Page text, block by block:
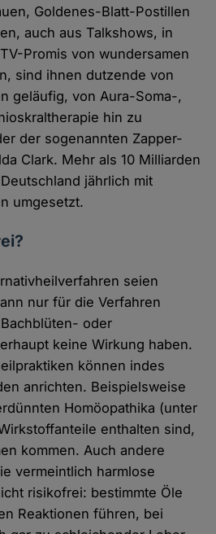
Goldenes-Blatt-Postillen
auch aus Talkshows, in
Promis von wundersamen
sind ihnen dutzende von
geläufig, von Aura-Soma-,
hin zu
der sogenannten Zapper-
Clark. Mehr als 10 Milliarden
jährlich mit
umgesetzt.
seien
nur für die Verfahren
oder
keine Wirkung haben.
können indes
anrichten. Beispielsweise
Homöopathika (unter
enthalten sind,
kommen. Auch andere
vermeintlich harmlose
risikofrei: bestimmte Öle
Reaktionen führen, bei